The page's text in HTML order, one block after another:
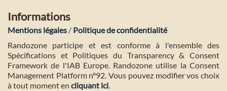
Informations
Mentions légales / Politique de confidentialité
Randozone participe et est conforme à l'ensemble des
Spécifications et Politiques du Transparency & Consent
Framework de l'IAB Europe. Randozone utilise la Consent
Management Platform n°92. Vous pouvez modifier vos choix
à tout moment en cliquant ici.